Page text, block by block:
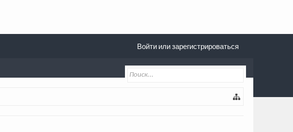
Войти или зарегистрироваться